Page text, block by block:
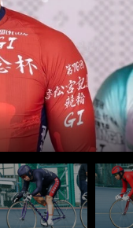
太 photo by Photoraid
Photoraid 記事＞＞
＞＞
＞＞
＞＞
＞＞
＞＞
記事＞＞
記事＞＞
＞＞